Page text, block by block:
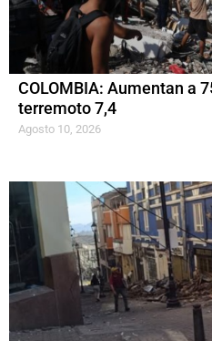
COLOMBIA: Aumentan a
terremoto 7,4
Agosto 10, 2026